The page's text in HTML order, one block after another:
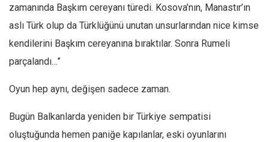
zamanında Başkım cereyanı türedi. Kosova’nın, Manastır’ın
aslı Türk olup da Türklüğünü unutan unsurlarından nice kimse
kendilerini Başkım cereyanına bıraktılar. Sonra Rumeli
parçalandı…”
Oyun hep aynı, değişen sadece zaman.
Bugün Balkanlarda yeniden bir Türkiye sempatisi
oluştuğunda hemen paniğe kapılanlar, eski oyunlarını